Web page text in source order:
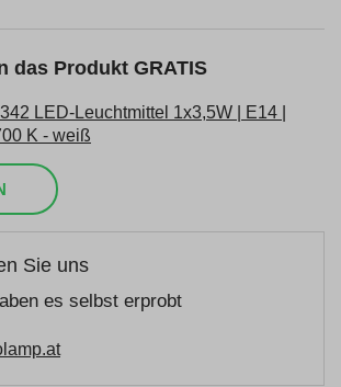
das Produkt GRATIS
LED-Leuchtmittel 1x3,5W | E14 |
K - weiß
Sie uns
es selbst erprobt